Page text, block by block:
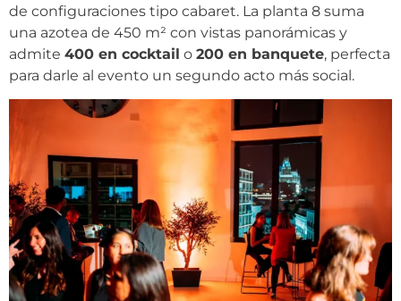
de configuraciones tipo cabaret. La planta 8 suma
una azotea de 450 m² con vistas panorámicas y
admite 400 en cocktail o 200 en banquete, perfecta
para darle al evento un segundo acto más social.